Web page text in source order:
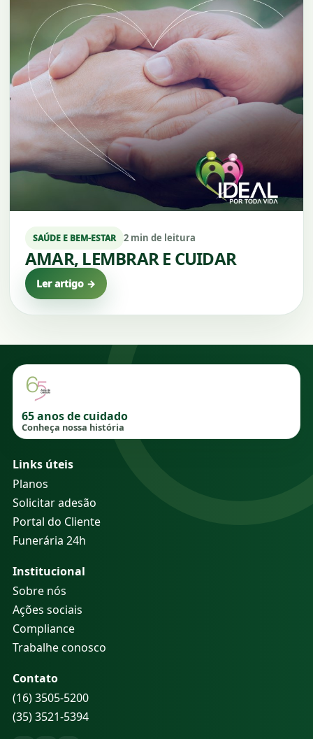
SAÚDE E BEM-ESTAR 2 min de leitura
AMAR, LEMBRAR E CUIDAR
Ler artigo →
65 anos de cuidado
Conheça nossa história
Links úteis
Planos
Solicitar adesão
Portal do Cliente
Funerária 24h
Institucional
Sobre nós
Ações sociais
Compliance
Trabalhe conosco
Contato
(16) 3505-5200
(35) 3521-5394